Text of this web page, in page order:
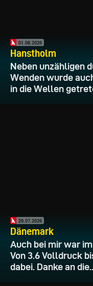
01.08.2026
Hanstholm
Neben unzähligen
Wenden wurde
in die Wellen
29.07.2026
Dänemark
Auch bei mir war
Von 3.6 Volldruck
dabei. Danke an